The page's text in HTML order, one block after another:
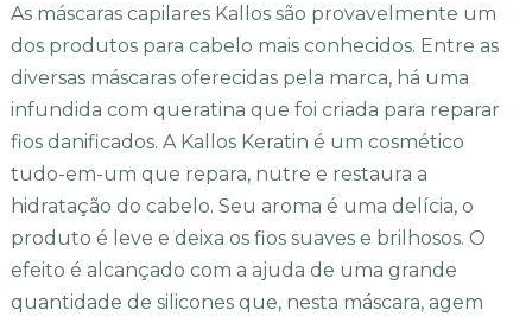
As máscaras capilares Kallos são provavelmente um
dos produtos para cabelo mais conhecidos. Entre as
diversas máscaras oferecidas pela marca, há uma
infundida com queratina que foi criada para reparar
fios danificados. A Kallos Keratin é um cosmético
tudo-em-um que repara, nutre e restaura a
hidratação do cabelo. Seu aroma é uma delícia, o
produto é leve e deixa os fios suaves e brilhosos. O
efeito é alcançado com a ajuda de uma grande
quantidade de silicones que, nesta máscara, agem